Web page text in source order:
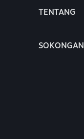
TENTANG
SOKONGAN